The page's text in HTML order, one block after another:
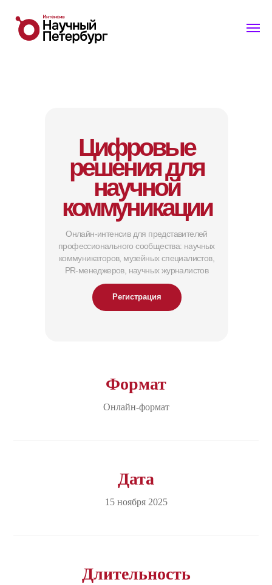
Цифровые
решения для
научной
коммуникации
Онлайн-интенсив для представителей
профессионального сообщества: научных
коммуникаторов, музейных специалистов,
PR-менеджеров, научных журналистов
Регистрация
Формат
Онлайн-формат
Дата
15 ноября 2025
Длительность